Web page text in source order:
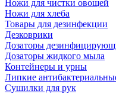
Ножи для чистки овощей
Ножи для хлеба
Товары для дезинфекции
Дезковрики
Дозаторы
Дозаторы жидкого мыла
Контейнеры и урны
Липкие
Сушилки для рук